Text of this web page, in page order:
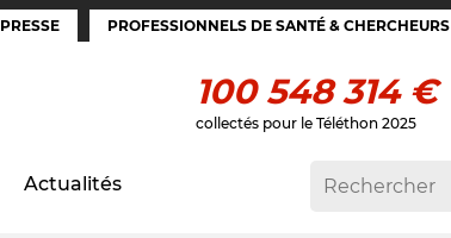
PRESSE PROFESSIONNELS DE SANTÉ & CHERCHEURS
100 548 314 €
collectés pour le Téléthon 2025
Actualités